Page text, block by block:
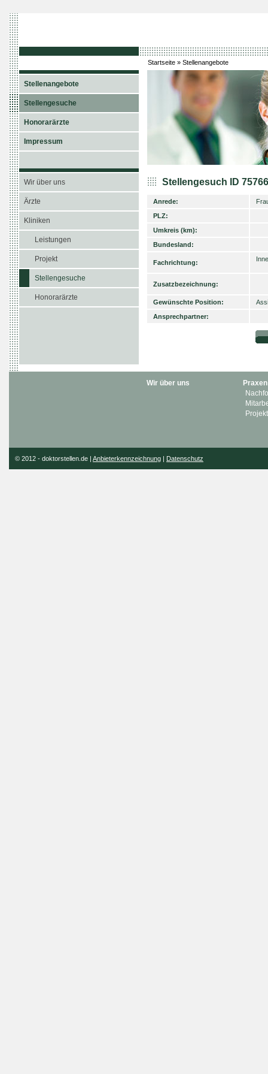
Stellengesuch ID 75766
Anrede:
PLZ:
Umkreis (km):
Bundesland:
Fachrichtung:
Zusatzbezeichnung:
Gewünschte Position:
Ansprechpartner:
Stellenangebote
Stellengesuche
Honorarärzte
Impressum
Wir über uns
Ärzte
Kliniken
Leistungen
Projekt
Stellengesuche
Honorarärzte
Startseite » Stellenangebote
Wir über uns
Praxen
Projekt
© 2012 - doktorstellen.de | Anbieterkennzeichnung | Datenschutz